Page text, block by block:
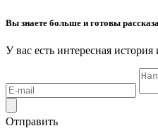
Вы знаете больше и готовы
У вас есть интересная
Отправить